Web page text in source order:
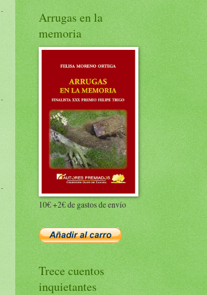
Arrugas en la
memoria
10€ +2€ de gastos de envío
Trece cuentos
inquietantes